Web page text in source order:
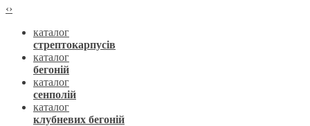
‹›
каталог
стрептокарпусів
каталог
бегоній
каталог
сенполій
каталог
клубневих бегоній